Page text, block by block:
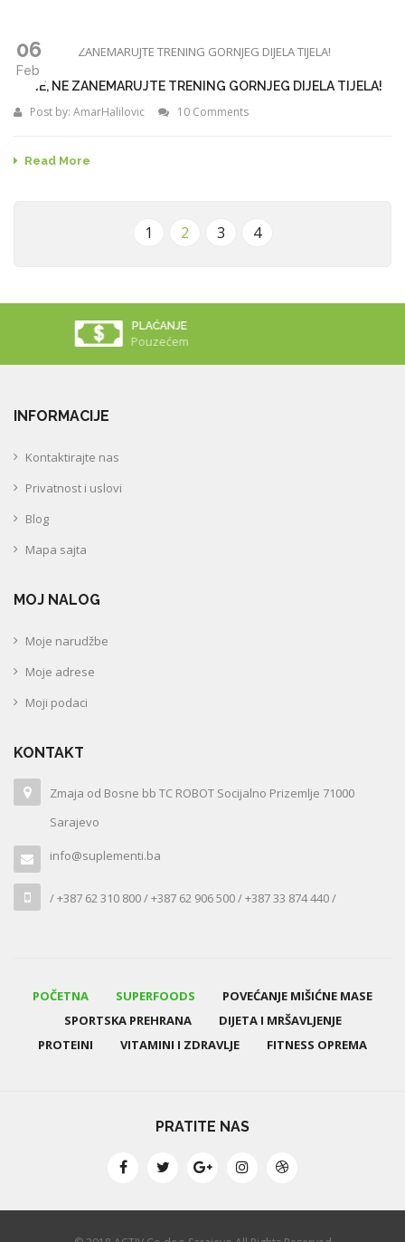
06
Feb
ŽENE, NE ZANEMARUJTE TRENING GORNJEG DIJELA TIJELA!
Post by: AmarHalilovic 10 Comments
Read More
1 2 3 4
INFORMACIJE
Kontaktirajte nas
Privatnost i uslovi
Blog
Mapa sajta
MOJ NALOG
Moje narudžbe
Moje adrese
Moji podaci
KONTAKT
Zmaja od Bosne bb TC ROBOT Socijalno Prizemlje 71000
Sarajevo
info@suplementi.ba
/ +387 62 310 800 / +387 62 906 500 / +387 33 874 440 /
POČETNA SUPERFOODS
POVEĆANJE MIŠIĆNE MASE
SPORTSKA PREHRANA
DIJETA I MRŠAVLJENJE
PROTEINI
VITAMINI I ZDRAVLJE FITNESS OPREMA
PRATITE NAS